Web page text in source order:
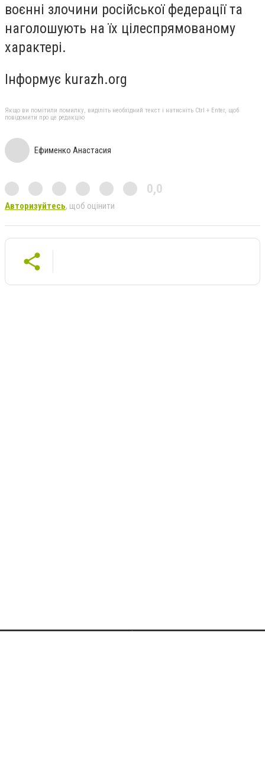
воєнні злочини російської федерації та
наголошують на їх цілеспрямованому
характері.
Інформує kurazh.org
Якщо ви помітили помилку, виділіть необхідний текст і натисніть Ctrl + Enter, щоб
повідомити про це редакцію
Ефименко Анастасия
0,0
Авторизуйтесь, щоб оцінити